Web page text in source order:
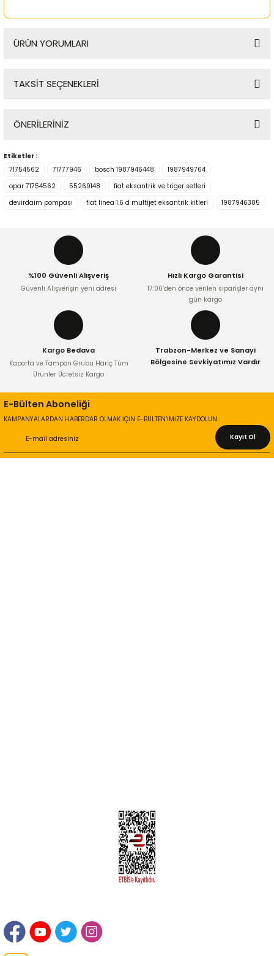
ÜRÜN YORUMLARI
TAKSİT SEÇENEKLERİ
ÖNERİLERİNİZ
Bu ürünün fiyat bilgisi, resim, ürün açıklamalarında ve diğer
konularda yetersiz gördüğünüz noktaları öneri formunu
kullanarak tarafımıza iletebilirsiniz.
Ürün açıklamasında eksik bilgiler bulunuyor.
Ürün bilgilerinde hatalar bulunuyor.
Ürün fiyatı diğer sitelerden daha pahalı.
Bu ürüne benzer farklı alternatifler olmalı.
Etiketler :
71754562
71777946 bosch 1987946448
1987949764
opar 71754562
55269148
fiat eksantrik ve triger setleri
devirdaim pompası
fiat linea 1.6 d multijet eksantrik kitleri 1987946385
%100 Güvenli Alışveriş
Güvenli Alışverişin yeni adresi
Hızlı Kargo Garantisi
17:00’den önce verilen siparişler aynı
gün kargo
Kargo Bedava
Kaporta ve Tampon Grubu Hariç Tüm
Ürünler Ücretsiz Kargo
Trabzon-Merkez ve Sanayi
Bölgesine Sevkiyatımız Vardır
E-Bülten Aboneliği
KAMPANYALARDAN HABERDAR OLMAK İÇİN E-BÜLTEN’İMİZE KAYDOLUN
Kayıt Ol